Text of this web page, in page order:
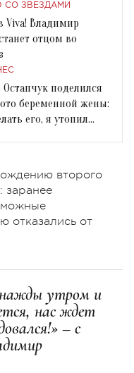
СО ЗВЕЗДАМИ
Viva! Владимир
отцом во
поделился
беременной жены:
его, я утопил
второго
заранее
отказались от
утром и
нас ждет
– с